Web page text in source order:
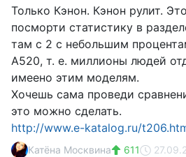
Только Кэнон. Кэнон рулит.
посморти статистику в
там с 2 с небольшим
А520, т. е. миллионы людей
имеено этим моделям.
Хочешь сама проведи
это можно сделать.
http://www.e-katalog.ru/
Катёна Москвина 611